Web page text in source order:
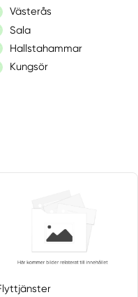
Västerås
Sala
Hallstahammar
Kungsör